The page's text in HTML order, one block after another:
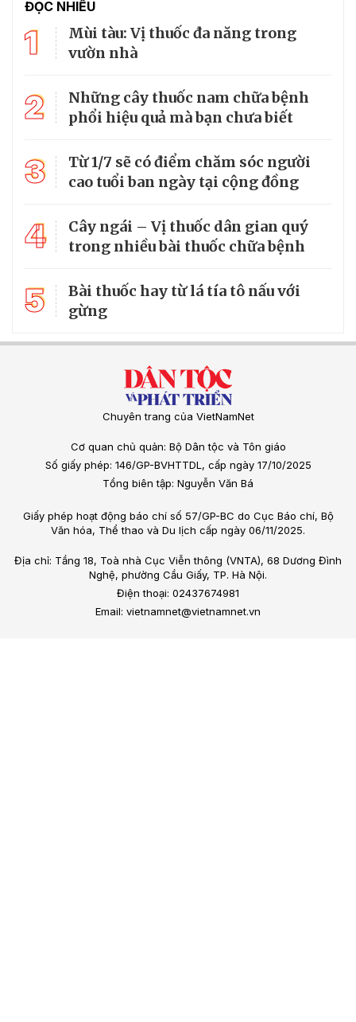
ĐỌC NHIỀU
1
Mùi tàu: Vị thuốc đa năng trong
vườn nhà
2
Những cây thuốc nam chữa bệnh
phổi hiệu quả mà bạn chưa biết
3
Từ 1/7 sẽ có điểm chăm sóc người
cao tuổi ban ngày tại cộng đồng
4
Cây ngái – Vị thuốc dân gian quý
trong nhiều bài thuốc chữa bệnh
5
Bài thuốc hay từ lá tía tô nấu với
gừng
Chuyên trang của VietNamNet
Cơ quan chủ quản: Bộ Dân tộc và Tôn giáo
Số giấy phép: 146/GP-BVHTTDL, cấp ngày 17/10/2025
Tổng biên tập: Nguyễn Văn Bá
Giấy phép hoạt động báo chí số 57/GP-BC do Cục Báo chí, Bộ
Văn hóa, Thể thao và Du lịch cấp ngày 06/11/2025.
Địa chỉ: Tầng 18, Toà nhà Cục Viễn thông (VNTA), 68 Dương Đình
Nghệ, phường Cầu Giấy, TP. Hà Nội.
Điện thoại: 02437674981
Email: vietnamnet@vietnamnet.vn